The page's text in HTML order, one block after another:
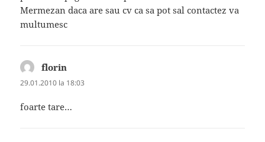
Mermezan daca are sau cv ca sa pot sal contactez va
multumesc
florin
29.01.2010 la 18:03
foarte tare…